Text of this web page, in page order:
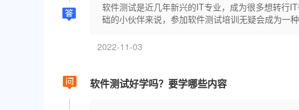
沈阳
软件测试是近几年新兴的IT专业，成为很多想转行
础的小伙伴来说，参加软件测试培训无疑会成为一
2022-11-03
软件测试好学吗？要学哪些内容